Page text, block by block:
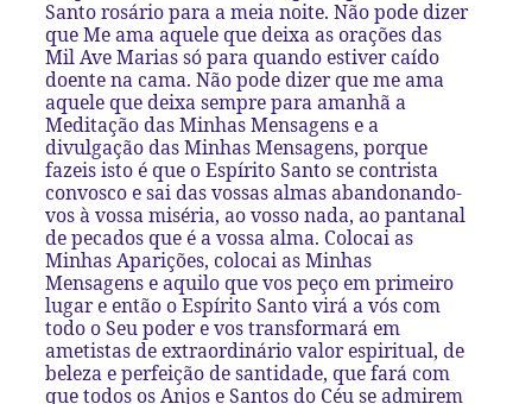
Santo rosário para a meia noite. Não pode dizer
que Me ama aquele que deixa as orações das
Mil Ave Marias só para quando estiver caído
doente na cama. Não pode dizer que me ama
aquele que deixa sempre para amanhã a
Meditação das Minhas Mensagens e a
divulgação das Minhas Mensagens, porque
fazeis isto é que o Espírito Santo se contrista
convosco e sai das vossas almas abandonando-
vos à vossa miséria, ao vosso nada, ao pantanal
de pecados que é a vossa alma. Colocai as
Minhas Aparições, colocai as Minhas
Mensagens e aquilo que vos peço em primeiro
lugar e então o Espírito Santo virá a vós com
todo o Seu poder e vos transformará em
ametistas de extraordinário valor espiritual, de
beleza e perfeição de santidade, que fará com
que todos os Anjos e Santos do Céu se admirem